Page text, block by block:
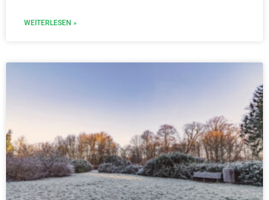
WEITERLESEN »